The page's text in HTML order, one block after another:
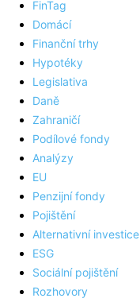
FinTag
Domácí
Finanční trhy
Hypotéky
Legislativa
Daně
Zahraničí
Podílové fondy
Analýzy
EU
Penzijní fondy
Pojištění
Alternativní investice
ESG
Sociální pojištění
Rozhovory